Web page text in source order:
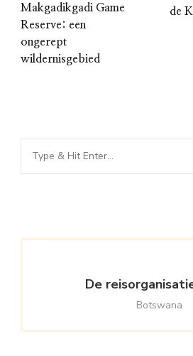
Makgadikgadi Game
Reserve: een
ongerept
wildernisgebied
de
Looking
for
De
Botswana